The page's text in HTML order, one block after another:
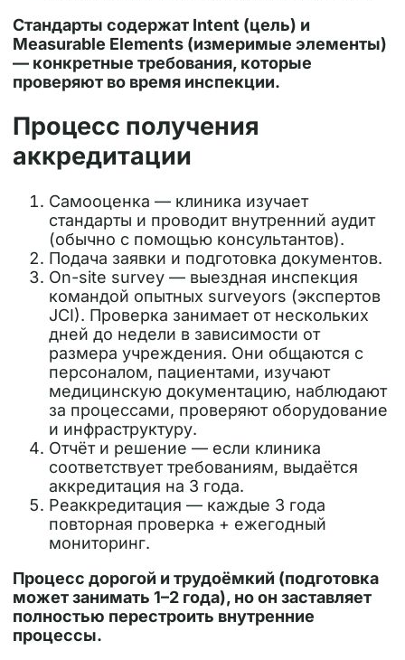
Стандарты содержат Intent (цель) и
Measurable Elements (измеримые элементы)
— конкретные требования, которые
проверяют во время инспекции.
Процесс получения
аккредитации
Самооценка — клиника изучает
стандарты и проводит внутренний аудит
(обычно с помощью консультантов).
Подача заявки и подготовка документов.
On-site survey — выездная инспекция
командой опытных surveyors (экспертов
JCI). Проверка занимает от нескольких
дней до недели в зависимости от
размера учреждения. Они общаются с
персоналом, пациентами, изучают
медицинскую документацию, наблюдают
за процессами, проверяют оборудование
и инфраструктуру.
Отчёт и решение — если клиника
соответствует требованиям, выдаётся
аккредитация на 3 года.
Реаккредитация — каждые 3 года
повторная проверка + ежегодный
мониторинг.
Процесс дорогой и трудоёмкий (подготовка
может занимать 1–2 года), но он заставляет
полностью перестроить внутренние
процессы.